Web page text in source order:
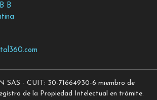
B
SAS - CUIT: 30-71664930-6 miembro de
de la Propiedad Intelectual en trámite.